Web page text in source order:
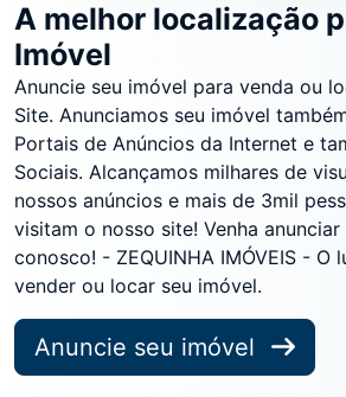
A melhor localização
Imóvel
Anuncie seu imóvel para venda ou
Site. Anunciamos seu imóvel
Portais de Anúncios da Internet e
Sociais. Alcançamos milhares de
nossos anúncios e mais de 3mil
visitam o nosso site! Venha anunciar
conosco! - ZEQUINHA IMÓVEIS - O
vender ou locar seu imóvel.
Anuncie seu imóvel